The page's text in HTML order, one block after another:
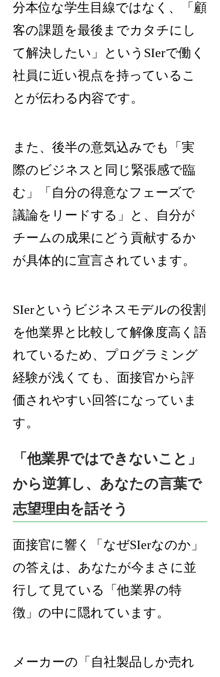
分本位な学生目線ではなく、「顧
客の課題を最後までカタチにし
て解決したい」というSIerで働く
社員に近い視点を持っているこ
とが伝わる内容です。
また、後半の意気込みでも「実
際のビジネスと同じ緊張感で臨
む」「自分の得意なフェーズで
議論をリードする」と、自分が
チームの成果にどう貢献するか
が具体的に宣言されています。
SIerというビジネスモデルの役割
を他業界と比較して解像度高く語
れているため、プログラミング
経験が浅くても、面接官から評
価されやすい回答になっていま
す。
「他業界ではできないこと」
から逆算し、あなたの言葉で
志望理由を話そう
面接官に響く「なぜSIerなのか」
の答えは、あなたが今まさに並
行して見ている「他業界の特
徴」の中に隠れています。
メーカーの「自社製品しか売れ